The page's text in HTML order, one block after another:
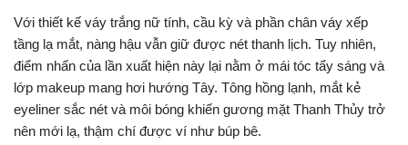
Với thiết kế váy trắng nữ tính, cầu kỳ và phần chân váy xếp
tầng lạ mắt, nàng hậu vẫn giữ được nét thanh lịch. Tuy nhiên,
điểm nhấn của lần xuất hiện này lại nằm ở mái tóc tẩy sáng và
lớp makeup mang hơi hướng Tây. Tông hồng lạnh, mắt kẻ
eyeliner sắc nét và môi bóng khiến gương mặt Thanh Thủy trở
nên mới lạ, thậm chí được ví như búp bê.